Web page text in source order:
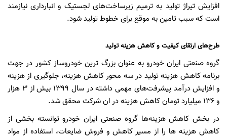
افزایش تیراژ تولید به ترمیم زیرساخت‌های لجستیک و انبارداری نیازمند
است که سبب تامین به موقع برای خطوط تولید شود.
طرح‌های ارتقای کیفیت و کاهش هزینه تولید
گروه صنعتی ایران خودرو به عنوان بزرگ ترین خودروساز کشور در جهت
برنامه کاهش هزینه تولید در سه محور کاهش هزینه، جلوگیری از هزینه
و افزایش درآمد پیشرفت‌های مهمی داشته در سال 1399 بیش از 3 هزار
و 136 میلیارد تومان کاهش هزینه در ان شرکت محقق شد.
در بخش کاهش هزینه‌ها گروه صنعتی ایران خودرو توانسته بخشی از
کاهش هزینه ها را از مسیر کاهش و فروش ضایعات، استفاده از مواد